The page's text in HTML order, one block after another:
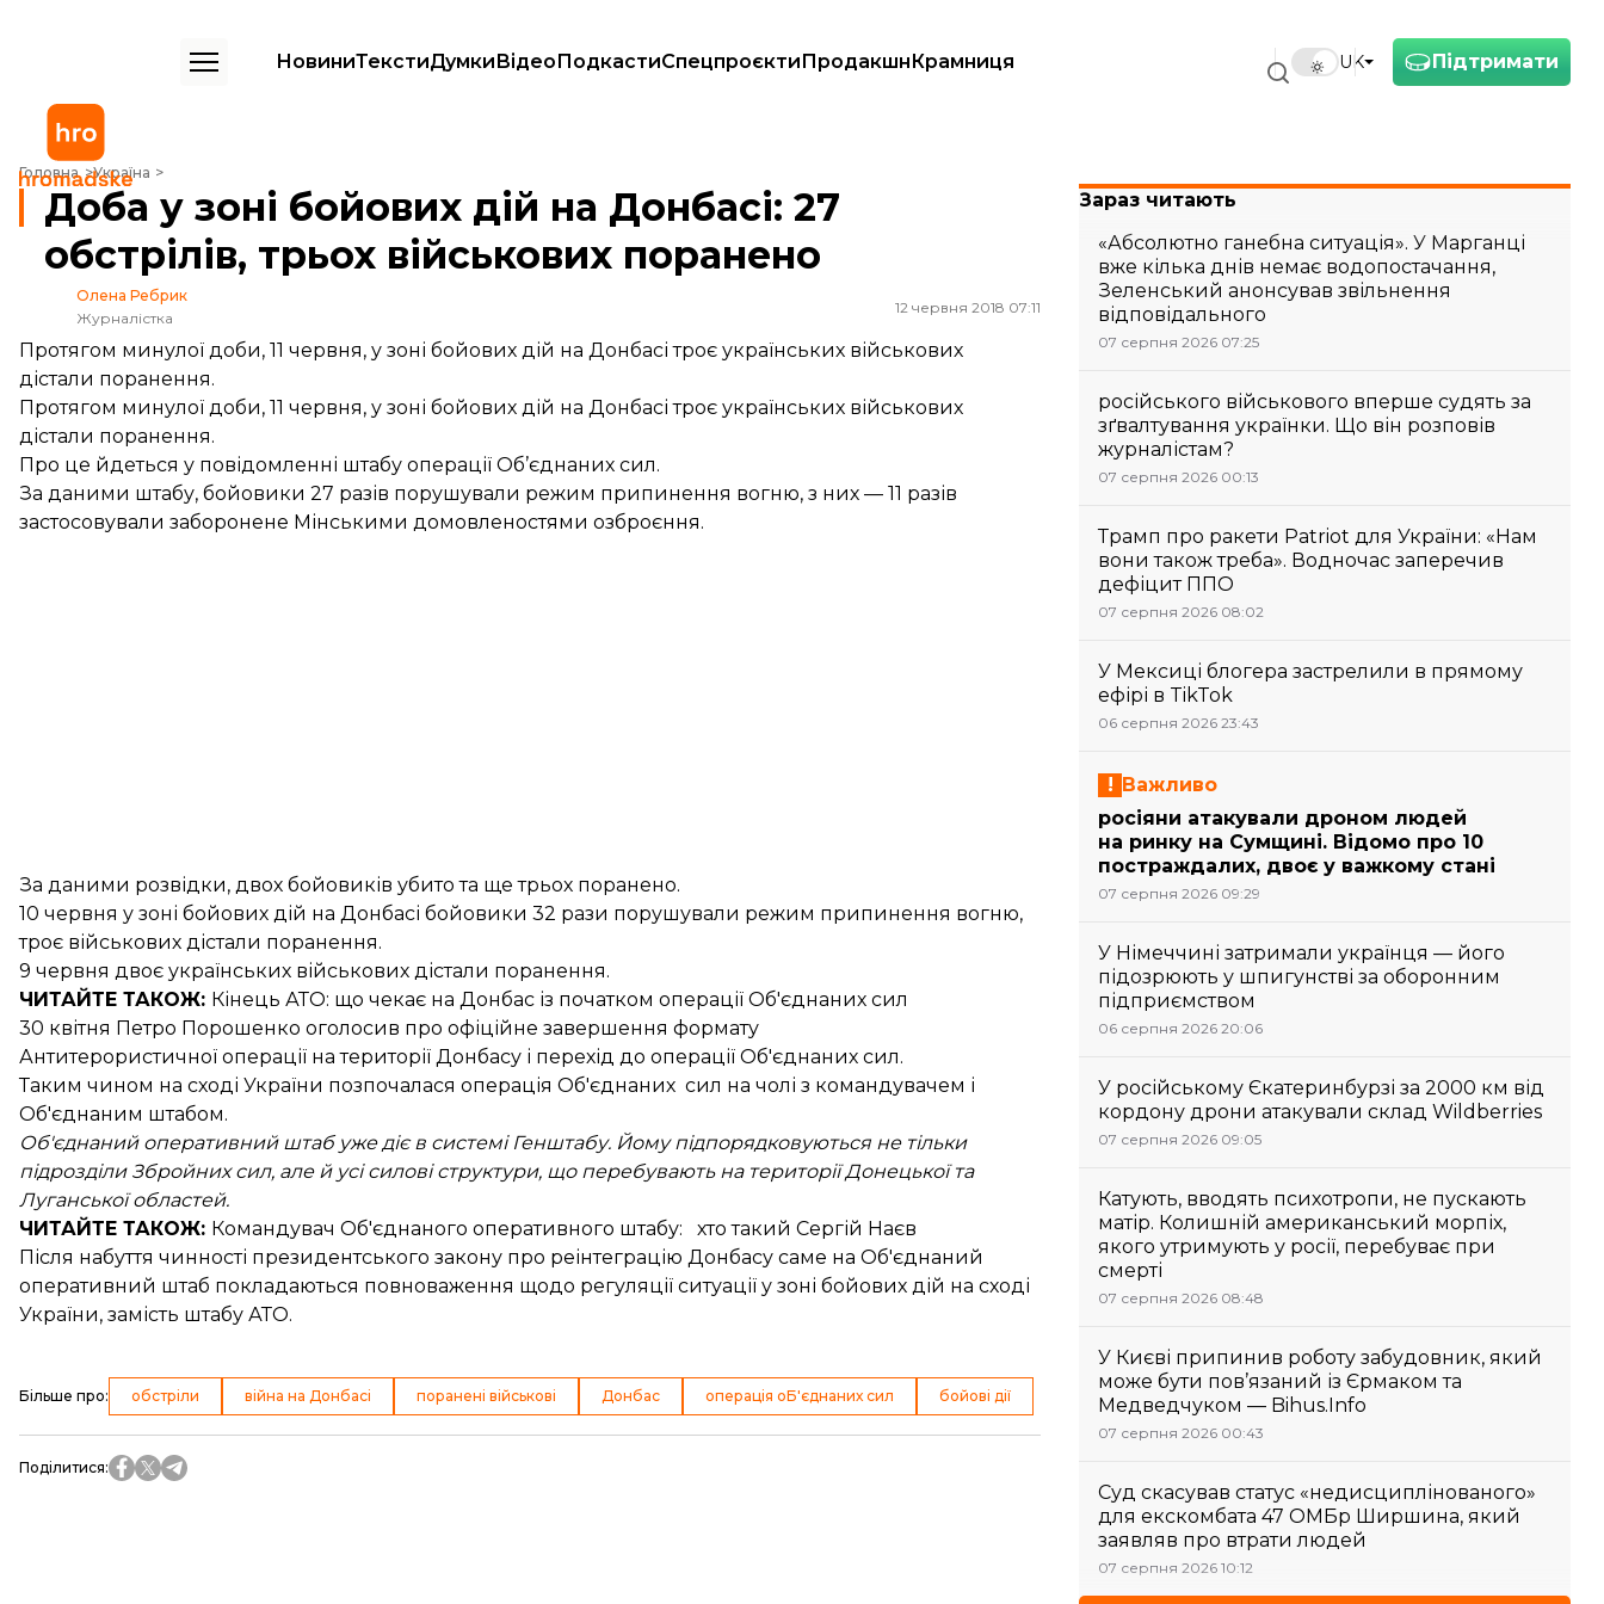
Підтримати
UK
НовиниТекстиДумкиВідеоПодкастиСпецпроєктиПродакшнКрамниця
Головна Україна
Доба у зоні бойових дій на Донбасі: 27 обстрілів, трьох військових поранено
Доба у зоні бойових дій на Донбасі: 27
обстрілів, трьох військових поранено
Олена Ребрик
Журналістка
12 червня 2018 07:11
Протягом минулої доби, 11 червня, у зоні бойових дій на Донбасі троє українських військових
дістали поранення.
Протягом минулої доби, 11 червня, у зоні бойових дій на Донбасі троє українських військових
дістали поранення.
Про це йдеться у повідомленні штабу операції Об’єднаних сил.
За даними штабу, бойовики 27 разів порушували режим припинення вогню, з них — 11 разів
застосовували заборонене Мінськими домовленостями озброєння.
За даними розвідки, двох бойовиків убито та ще трьох поранено.
10 червня у зоні бойових дій на Донбасі бойовики 32 рази порушували режим припинення вогню,
троє військових дістали поранення.
9 червня двоє українських військових дістали поранення.
ЧИТАЙТЕ ТАКОЖ: Кінець АТО: що чекає на Донбас із початком операції Об'єднаних сил
30 квітня Петро Порошенко оголосив про офіційне завершення формату
Антитерористичної операції на території Донбасу і перехід до операції Об'єднаних сил.
Таким чином на сході України позпочалася операція Об'єднаних сил на чолі з командувачем і
Об'єднаним штабом.
Об'єднаний оперативний штаб уже діє в системі Генштабу. Йому підпорядковуються не тільки
підрозділи Збройних сил, але й усі силові структури, що перебувають на території Донецької та
Луганської областей.
ЧИТАЙТЕ ТАКОЖ: Командувач Об'єднаного оперативного штабу: хто такий Сергій Наєв
Після набуття чинності президентського закону про реінтеграцію Донбасу саме на Об'єднаний
оперативний штаб покладаються повноваження щодо регуляції ситуації у зоні бойових дій на сході
України, замість штабу АТО.
Більше про: обстріли війна на Донбасі поранені військові Донбас операція оБ'єднаних сил бойові дії
Поділитися:
Зараз читають
«Абсолютно ганебна ситуація». У Марганці
вже кілька днів немає водопостачання,
Зеленський анонсував звільнення
відповідального
07 серпня 2026 07:25
російського військового вперше судять за
зґвалтування українки. Що він розповів
журналістам?
07 серпня 2026 00:13
Трамп про ракети Patriot для України: «Нам
вони також треба». Водночас заперечив
дефіцит ППО
07 серпня 2026 08:02
У Мексиці блогера застрелили в прямому
ефірі в TikTok
06 серпня 2026 23:43
Важливо
росіяни атакували дроном людей
на ринку на Сумщині. Відомо про 10
постраждалих, двоє у важкому стані
07 серпня 2026 09:29
У Німеччині затримали українця — його
підозрюють у шпигунстві за оборонним
підприємством
06 серпня 2026 20:06
У російському Єкатеринбурзі за 2000 км від
кордону дрони атакували склад Wildberries
07 серпня 2026 09:05
Катують, вводять психотропи, не пускають
матір. Колишній американський морпіх,
якого утримують у росії, перебуває при
смерті
07 серпня 2026 08:48
У Києві припинив роботу забудовник, який
може бути пов’язаний із Єрмаком та
Медведчуком — Bihus.Info
07 серпня 2026 00:43
Суд скасував статус «недисциплінованого»
для екскомбата 47 ОМБр Ширшина, який
заявляв про втрати людей
07 серпня 2026 10:12